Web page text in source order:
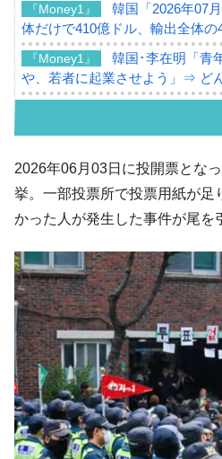
『Money1』
韓国「2026年07
体だけで410億ドル、輸出全体の
『Money1』
韓国･李在明「青
や、若者に起業させよう」⇒ ど
韓国「ここは北
ーにウソのデータを入力したの
言。
『Money1』
韓国は「中国と
だ。
『Money1』
『韓国銀行』が
す」⇒「金を経由するドル入手
『Money1』
韓国･外為取引量
ル」まで拡大 ⇒ 海外資金の動き
『Money1』
韓国･帰ってきた
い「50.5％」に上昇
『Money1』
韓国大統領府ボ
2026年06月03日に投開票とな
挙。一部投票所で投票用紙が足
かった人が発生した事件が尾を